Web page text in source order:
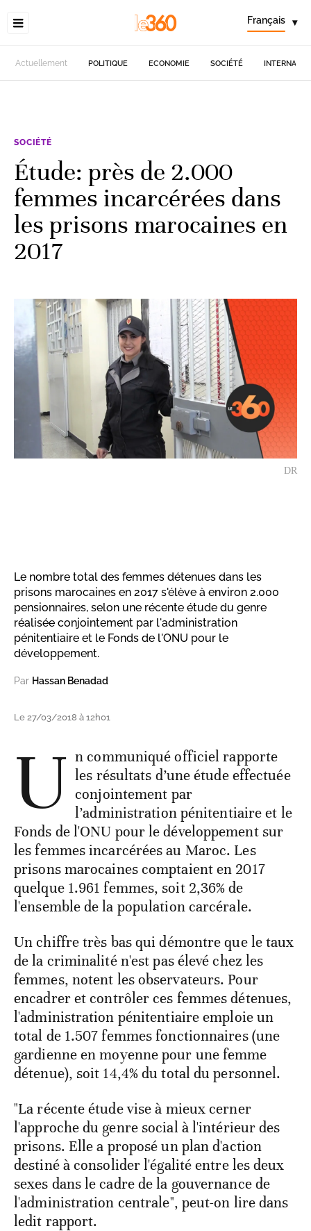
Français ▾
Actuellement POLITIQUE ECONOMIE SOCIÉTÉ
SOCIÉTÉ
Étude: près de 2.000
femmes incarcérées dans
les prisons marocaines en
2017
DR
Le nombre total des femmes détenues dans les
prisons marocaines en 2017 s'élève à environ 2.000
pensionnaires, selon une récente étude du genre
réalisée conjointement par l'administration
pénitentiaire et le Fonds de l'ONU pour le
développement.
Par Hassan Benadad
Le 27/03/2018 à 12h01
U n communiqué officiel rapporte
les résultats d’une étude effectuée
conjointement par
l’administration pénitentiaire et le
Fonds de l'ONU pour le développement sur
les femmes incarcérées au Maroc. Les
prisons marocaines comptaient en 2017
quelque 1.961 femmes, soit 2,36% de
l'ensemble de la population carcérale.
Un chiffre très bas qui démontre que le taux
de la criminalité n'est pas élevé chez les
femmes, notent les observateurs. Pour
encadrer et contrôler ces femmes détenues,
l'administration pénitentiaire emploie un
total de 1.507 femmes fonctionnaires (une
gardienne en moyenne pour une femme
détenue), soit 14,4% du total du personnel.
"La récente étude vise à mieux cerner
l'approche du genre social à l'intérieur des
prisons. Elle a proposé un plan d'action
destiné à consolider l'égalité entre les deux
sexes dans le cadre de la gouvernance de
l'administration centrale", peut-on lire dans
ledit rapport.